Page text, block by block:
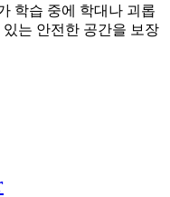
학습 중에 학대나 괴롭
는 안전한 공간을 보장